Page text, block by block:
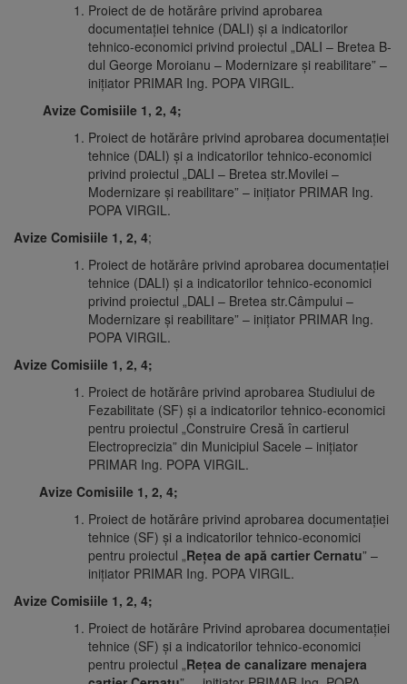
Proiect de de hotărâre privind aprobarea
documentației tehnice (DALI) și a indicatorilor
tehnico-economici privind proiectul „DALI – Bretea B-
dul George Moroianu – Modernizare și reabilitare” –
iniţiator PRIMAR Ing. POPA VIRGIL.
Avize Comisiile 1, 2, 4;
Proiect de hotărâre privind aprobarea documentației
tehnice (DALI) și a indicatorilor tehnico-economici
privind proiectul „DALI – Bretea str.Movilei –
Modernizare și reabilitare” – iniţiator PRIMAR Ing.
POPA VIRGIL.
Avize Comisiile 1, 2, 4;
Proiect de hotărâre privind aprobarea documentației
tehnice (DALI) și a indicatorilor tehnico-economici
privind proiectul „DALI – Bretea str.Câmpului –
Modernizare și reabilitare” – iniţiator PRIMAR Ing.
POPA VIRGIL.
Avize Comisiile 1, 2, 4;
Proiect de hotărâre privind aprobarea Studiului de
Fezabilitate (SF) și a indicatorilor tehnico-economici
pentru proiectul „Construire Cresă în cartierul
Electroprecizia” din Municipiul Sacele – iniţiator
PRIMAR Ing. POPA VIRGIL.
Avize Comisiile 1, 2, 4;
Proiect de hotărâre privind aprobarea documentației
tehnice (SF) și a indicatorilor tehnico-economici
pentru proiectul „Rețea de apă cartier Cernatu” –
iniţiator PRIMAR Ing. POPA VIRGIL.
Avize Comisiile 1, 2, 4;
Proiect de hotărâre Privind aprobarea documentației
tehnice (SF) și a indicatorilor tehnico-economici
pentru proiectul „Rețea de canalizare menajera